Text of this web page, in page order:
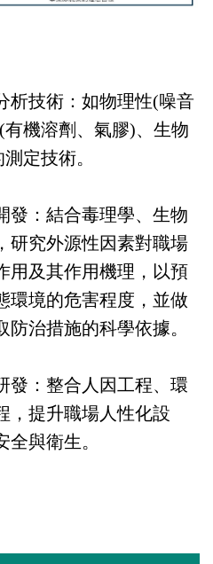
析技術：如物理性(噪音
機溶劑、氣膠)、生物
定技術。
發：結合毒理學、生物
研究外源性因素對職場
用及其作用機理，以預
環境的危害程度，並做
治措施的科學依據。
發：整合人因工程、環
，提升職場人性化設
與衛生。